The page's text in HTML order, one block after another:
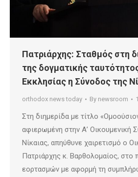
Πατριάρχης: Σταθμός στη
της δογματικής
Εκκλησίας η Σύνοδος της
orthodox news today By newsroom
Στη διημερίδα με τίτλο
αφιερωμένη στην Α’ Οικουμενική
Νίκαιας, απηύθυνε χαιρετισμό ο
Πατριάρχης κ. Βαρθολομαίος, στο
εορτασμών με αφορμή τη